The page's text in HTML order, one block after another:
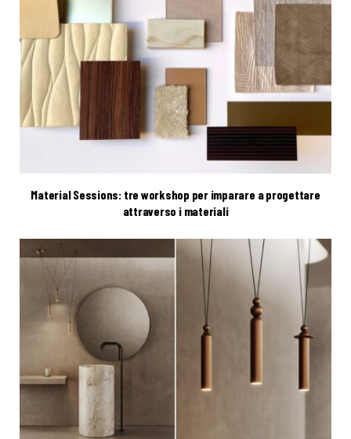
Material Sessions: tre workshop per imparare a progettare
attraverso i materiali